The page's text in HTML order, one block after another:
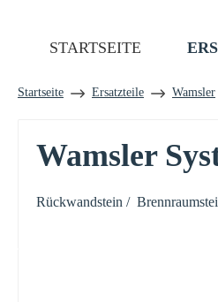
STARTSEITE
Startseite Ersatzteile Wamsler
Wamsler
Rückwandstein /